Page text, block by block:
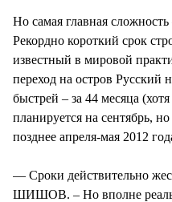
Но самая главная сложность
Рекордно короткий срок
известный в мировой
переход на остров Русский
быстрей – за 44 месяца
планируется на сентябрь,
позднее апреля-мая 2012
— Сроки действительно
ШИШОВ. – Но вполне